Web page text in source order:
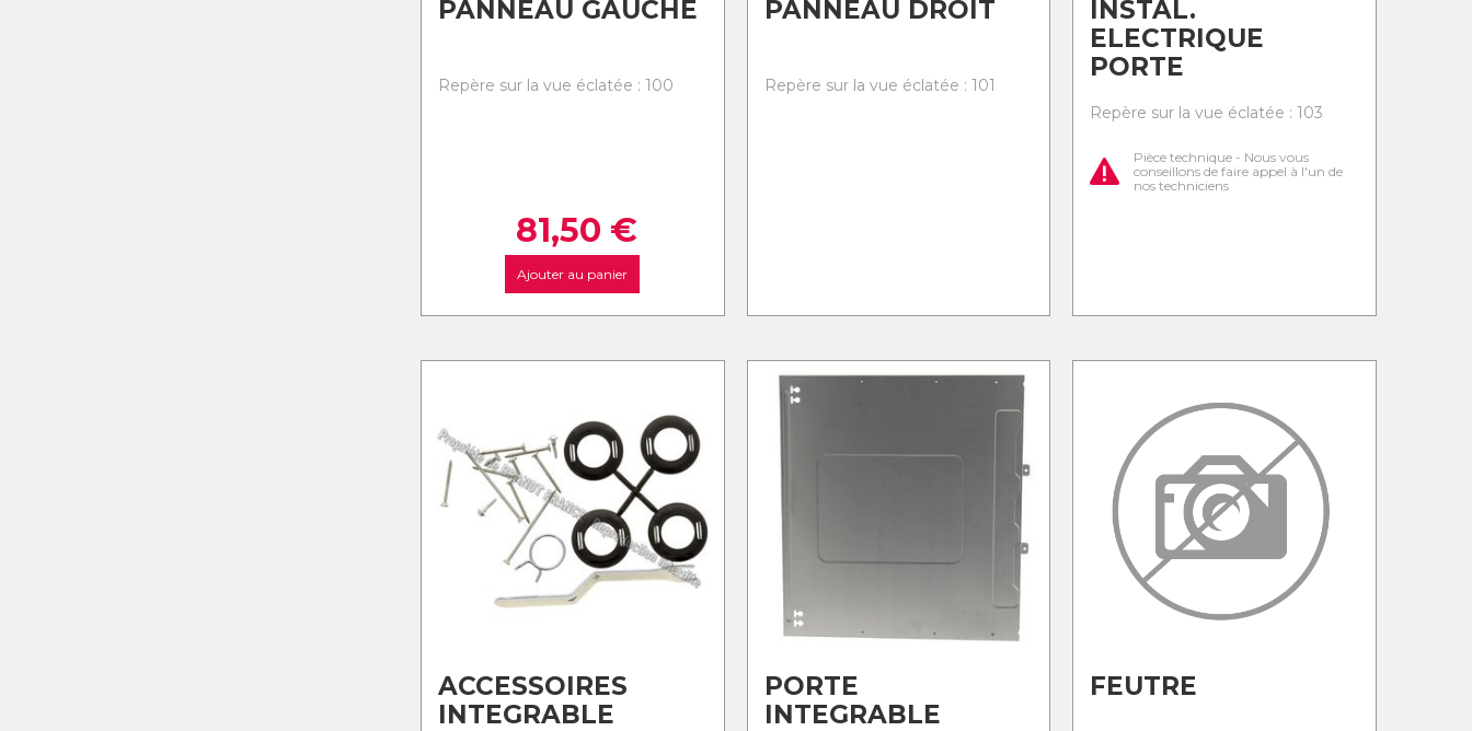
PANNEAU GAUCHE
Repère sur la vue éclatée : 100
81,50 €
Ajouter au panier
PANNEAU DROIT
Repère sur la vue éclatée : 101
INSTAL.
ELECTRIQUE
PORTE
Repère sur la vue éclatée : 103
Pièce technique - Nous vous
conseillons de faire appel à l'un de
nos techniciens
ACCESSOIRES
INTEGRABLE
PORTE
INTEGRABLE
FEUTRE